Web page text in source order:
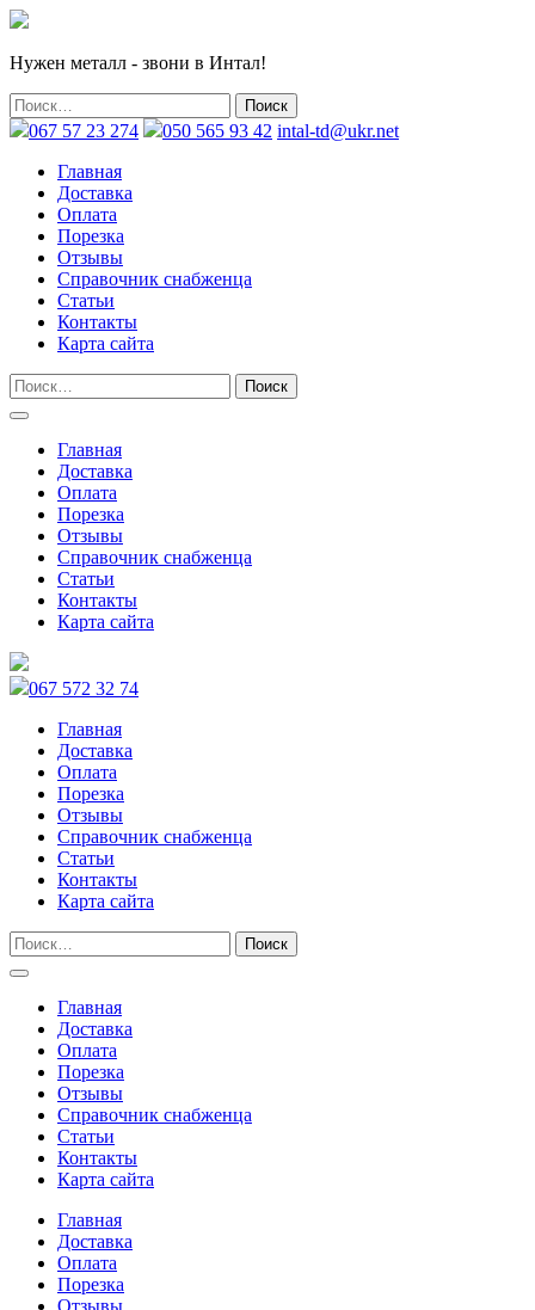
Нужен металл - звони в Интал!
067 57 23 274 050 565 93 42 intal-td@ukr.net
Главная
Доставка
Оплата
Порезка
Отзывы
Справочник снабженца
Статьи
Контакты
Карта сайта
Главная
Доставка
Оплата
Порезка
Отзывы
Справочник снабженца
Статьи
Контакты
Карта сайта
067 572 32 74
Главная
Доставка
Оплата
Порезка
Отзывы
Справочник снабженца
Статьи
Контакты
Карта сайта
Главная
Доставка
Оплата
Порезка
Отзывы
Справочник снабженца
Статьи
Контакты
Карта сайта
Главная
Доставка
Оплата
Порезка
Отзывы